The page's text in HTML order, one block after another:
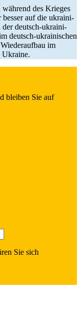
des Krieges
besser auf die ukrai­ni­
der deutsch-ukrai­­ni­­
deutsch-ukrai­­ni­­schen
im
Ukraine.
bleiben Sie auf
Sie sich